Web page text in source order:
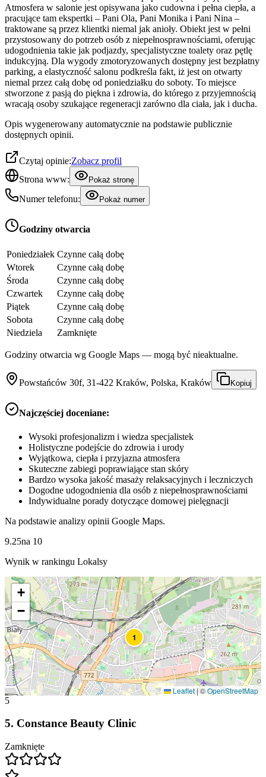
Atmosfera w salonie jest opisywana jako cudowna i pełna ciepła, a
pracujące tam ekspertki – Pani Ola, Pani Monika i Pani Nina –
traktowane są przez klientki niemal jak anioły. Obiekt jest w pełni
przystosowany do potrzeb osób z niepełnosprawnościami, oferując
udogodnienia takie jak podjazdy, specjalistyczne toalety oraz pętlę
indukcyjną. Dla wygody zmotoryzowanych dostępny jest bezpłatny
parking, a elastyczność salonu podkreśla fakt, iż jest on otwarty
niemal przez całą dobę od poniedziałku do soboty. To miejsce
stworzone z pasją do piękna i zdrowia, do którego z przyjemnością
wracają osoby szukające regeneracji zarówno dla ciała, jak i ducha.
Opis wygenerowany automatycznie na podstawie publicznie
dostępnych opinii.
Czytaj opinie:Zobacz profil
Strona www:
Pokaż stronę
Numer telefonu: Pokaż numer
Godziny otwarcia
Poniedziałek Czynne całą dobę
Wtorek
Czynne całą dobę
Środa
Czynne całą dobę
Czwartek
Czynne całą dobę
Piątek
Czynne całą dobę
Sobota
Czynne całą dobę
Niedziela
Zamknięte
Godziny otwarcia wg Google Maps — mogą być nieaktualne.
Powstańców 30f, 31-422 Kraków, Polska, Kraków Kopiuj
Najczęściej doceniane:
Wysoki profesjonalizm i wiedza specjalistek
Holistyczne podejście do zdrowia i urody
Wyjątkowa, ciepła i przyjazna atmosfera
Skuteczne zabiegi poprawiające stan skóry
Bardzo wysoka jakość masaży relaksacyjnych i leczniczych
Dogodne udogodnienia dla osób z niepełnosprawnościami
Indywidualne porady dotyczące domowej pielęgnacji
Na podstawie analizy opinii Google Maps.
9.25na 10
Wynik w rankingu Lokalsy
1
+
−
Leaflet|©OpenStreetMap
5
5. Constance Beauty Clinic
Zamknięte